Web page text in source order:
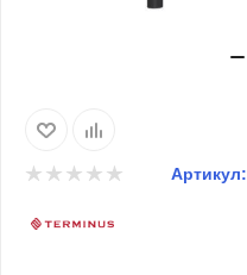
Артикул: